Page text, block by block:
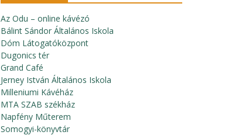
Az Odu – online kávézó
Bálint Sándor Általános Iskola
Dóm Látogatóközpont
Dugonics tér
Grand Café
Jerney István Általános Iskola
Milleniumi Kávéház
MTA SZAB székház
Napfény Műterem
Somogyi-könyvtár